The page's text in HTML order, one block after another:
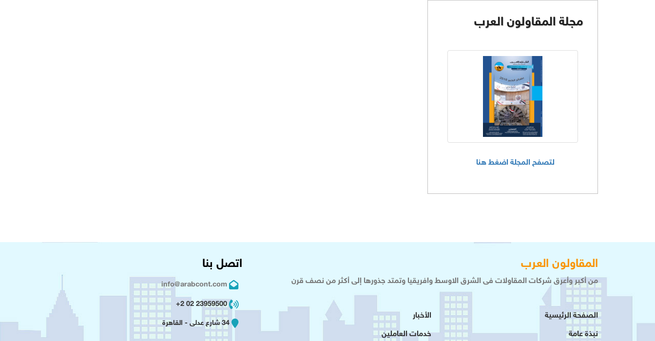
مجلة المقاولون العرب
لتصفح المجلة اضغط هنا
المقاولون العرب
من أكبر وأعرق شركات المقاولات فى الشرق الاوسط وافريقيا وتمتد جذورها إلى أكثر من نصف قرن
الصفحة الرئيسية
نبذة عامة
الأخبار
خدمات العاملين
اتصل بنا
info@arabcont.com
23959500 02 2+
34 شارع عدلى - القاهرة